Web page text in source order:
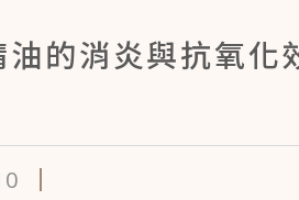
的消炎與抗氧化